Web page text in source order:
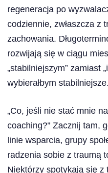
regeneracja po
codziennie, zwłaszcza z
zachowania.
rozwijają się w ciągu
„stabilniejszym” zamiast
wybierałbym stabilniejsze.
„Co, jeśli nie stać mnie
coaching?” Zacznij tam,
linie wsparcia, grupy
radzenia sobie z traumą
Niektórzy spotykają się z